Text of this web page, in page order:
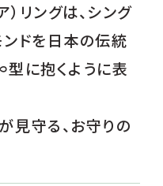
リングは、シング
ドを日本の伝統
に抱くように表
見守る、お守りの